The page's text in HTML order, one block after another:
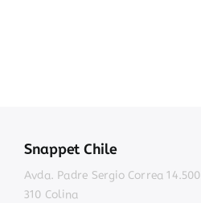
Snappet Chile
Avda. Padre Sergio Correa 14.500
310 Colina